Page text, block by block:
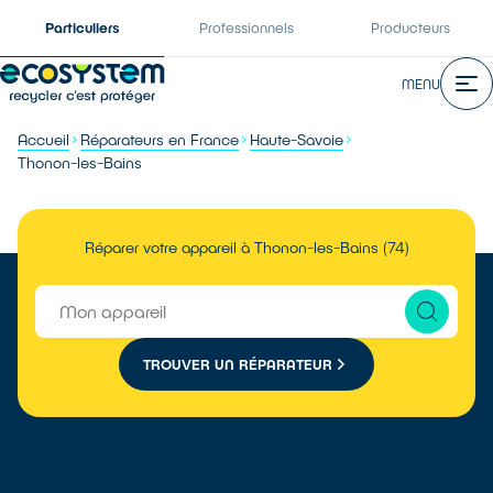
Particuliers Professionnels Producteurs
MENU
Accueil Réparateurs en France
Haute-Savoie
Thonon-les-Bains
Réparer votre appareil à Thonon-les-Bains (74)
TROUVER UN RÉPARATEUR